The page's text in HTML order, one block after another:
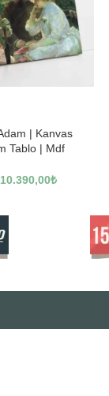
| Kanvas
Tablo | Mdf
10.390,00₺